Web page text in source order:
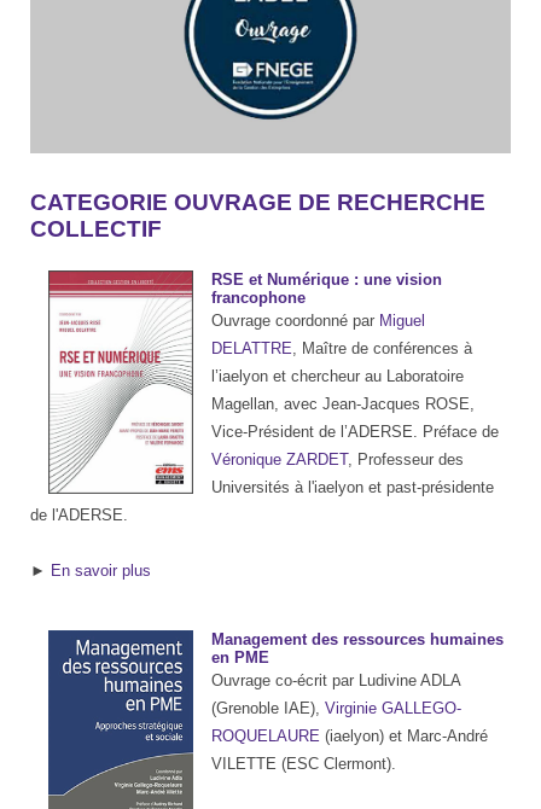
CATEGORIE OUVRAGE DE RECHERCHE
COLLECTIF
RSE et Numérique : une vision
francophone
Ouvrage coordonné par Miguel
DELATTRE, Maître de conférences à
l’iaelyon et chercheur au Laboratoire
Magellan, avec Jean-Jacques ROSE,
Vice-Président de l’ADERSE. Préface de
Véronique ZARDET, Professeur des
Universités à l'iaelyon et past-présidente
de l'ADERSE.
► En savoir plus
Management des ressources humaines
en PME
Ouvrage co-écrit par Ludivine ADLA
(Grenoble IAE), Virginie GALLEGO-
ROQUELAURE (iaelyon) et Marc-André
VILETTE (ESC Clermont).